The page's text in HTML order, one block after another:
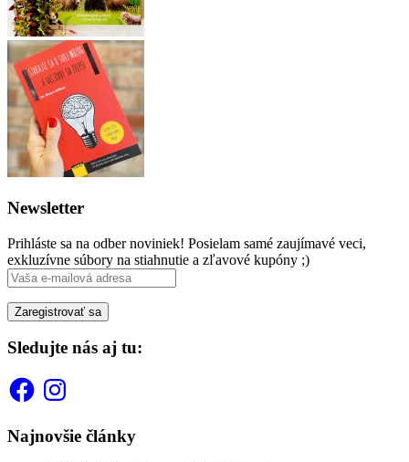
Newsletter
Prihláste sa na odber noviniek! Posielam samé zaujímavé veci,
exkluzívne súbory na stiahnutie a zľavové kupóny ;)
Sledujte nás aj tu:
FacebookInstagram
Najnovšie články